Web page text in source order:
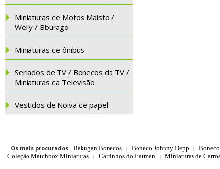
Miniaturas de Motos Maisto /
Welly / Bburago
Miniaturas de ônibus
Seriados de TV / Bonecos da TV /
Miniaturas da Televisão
Vestidos de Noiva de papel
Os mais procurados- Bakugan Bonecos | Boneco Johnny Depp |
Coleção Matchbox Miniaturas
| Carrinhos do Batman | Miniaturas de